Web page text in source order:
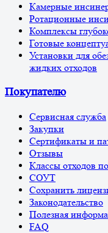
Камерные
Ротационные
Комплексы
Готовые
Установки для
жидких отходов
Покупателю
Сервисная служба
Закупки
Сертификаты и
Отзывы
Классы отходов
СОУТ
Сохранить
Законодательство
Полезная
FAQ